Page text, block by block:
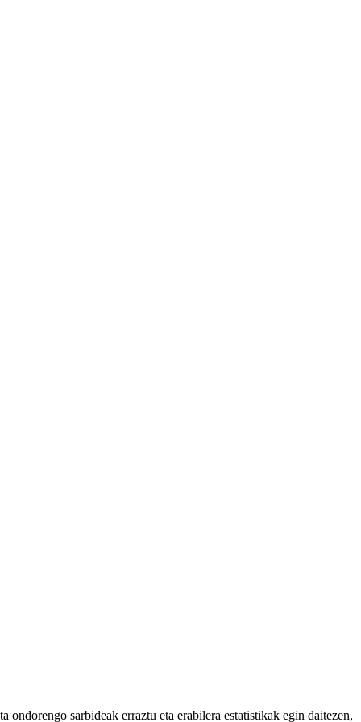
sarbideak erraztu eta erabilera estatistikak egin daitezen,